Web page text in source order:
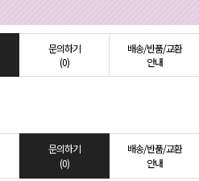
문의하기
(0)
배송/반품/교환
안내
문의하기
(0)
배송/반품/교환
안내